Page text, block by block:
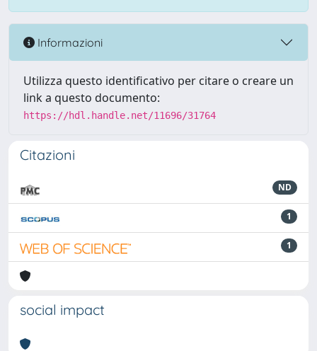
Informazioni
Utilizza questo identificativo per citare o creare un
link a questo documento:
https://hdl.handle.net/11696/31764
Citazioni
ND
1
1
social impact